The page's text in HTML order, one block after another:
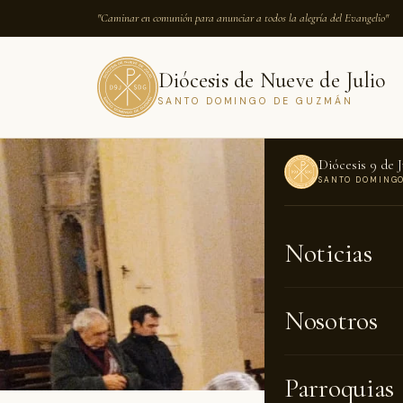
"Caminar en comunión para anunciar a todos la alegría del Evangelio"
Diócesis de Nueve de Julio
SANTO DOMINGO DE GUZMÁN
Diócesis 9 de
SANTO
Noticias
Nosotros
Parroquias
CATEQUESIS